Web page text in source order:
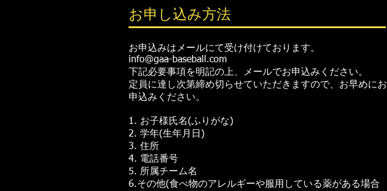
お申し込み方法
お申込みはメールにて受け付けております。
info@gaa-baseball.com
下記必要事項を明記の上、メールでお申込みください。
定員に達し次第締め切らせていただきますので、お早めにお
申込みください。
1. お子様氏名(ふりがな)
2. 学年(生年月日)
3. 住所
4. 電話番号
5. 所属チーム名
6.その他(食べ物のアレルギーや服用している薬がある場合